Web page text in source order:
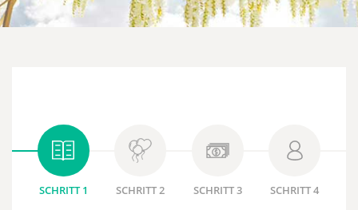
SCHRITT 1 SCHRITT 2 SCHRITT 3 SCHRITT 4